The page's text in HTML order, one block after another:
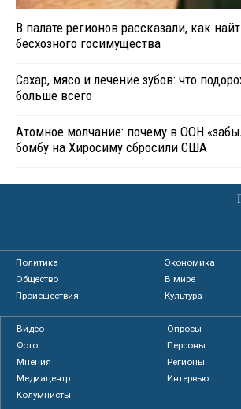
В палате регионов рассказали, как
бесхозного госимущества
Сахар, мясо и лечение зубов: что
больше всего
Атомное молчание: почему в ООН
бомбу на Хиросиму сбросили США
Политика
Экономика
Общество
В мире
Происшествия
Культура
Видео
Опросы
Фото
Персоны
Мнения
Регионы
Медиацентр
Интервью
Колумнисты